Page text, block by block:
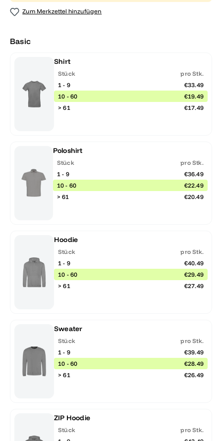
Zum Merkzettel hinzufügen
Basic
Shirt
Stück
pro Stk.
1 - 9
€33.49
10 - 60
€19.49
> 61
€17.49
Poloshirt
Stück
pro Stk.
1 - 9
€36.49
10 - 60
€22.49
> 61
€20.49
Hoodie
Stück
pro Stk.
1 - 9
€40.49
10 - 60
€29.49
> 61
€27.49
Sweater
Stück
pro Stk.
1 - 9
€39.49
10 - 60
€28.49
> 61
€26.49
ZIP Hoodie
Stück
pro Stk.